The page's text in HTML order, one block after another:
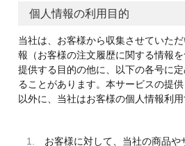
個人情報の利用目的
当社は、お客様から収集させていた
報（お客様の注文履歴に関する情報
提供する目的の他に、以下の各号に
ることがあります。本サービスの提
以外に、当社はお客様の個人情報利用
お客様に対して、当社の商品や